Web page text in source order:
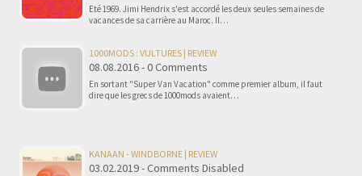
Eté 1969. Jimi Hendrix s'est accordé les deux seules semaines de
vacances de sa carrière au Maroc. Il…
1000MODS : VULTURES | REVIEW
08.08.2016 - 0 Comments
En sortant "Super Van Vacation" comme premier album, il faut
dire que les grecs de 1000mods avaient…
KANAAN - WINDBORNE | REVIEW
03.02.2019 - Comments Disabled